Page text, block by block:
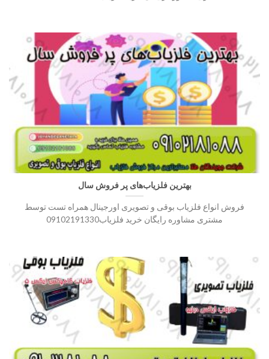
بهترین فلزیاب‌های پر فروش سال
فروش انواع فلزیاب بوقی و تصویری اورجینال همراه تست توسط
مشتری مشاوره رایگان خرید فلزیاب09102191330